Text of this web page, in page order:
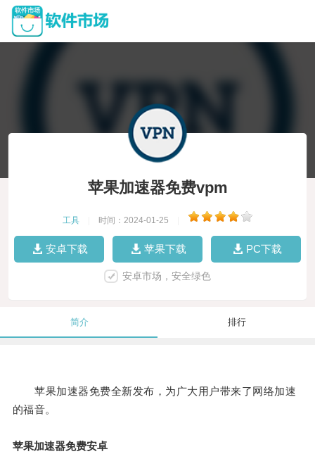
苹果加速器免费vpm
工具 时间：2024-01-25
安卓下载 苹果下载 PC下载
安卓市场，安全绿色
简介 排行
苹果加速器免费全新发布，为广大用户带来了网络加速
的福音。
苹果加速器免费安卓